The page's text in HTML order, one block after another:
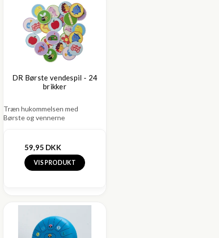
DR Børste vendespil - 24
brikker
Træn hukommelsen med
Børste og vennerne
59,95 DKK
VIS PRODUKT